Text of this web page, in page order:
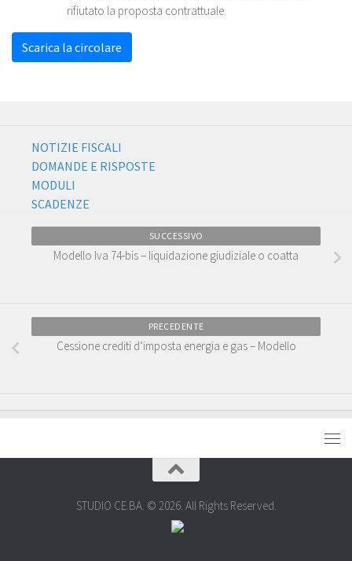
rifiutato la proposta contrattuale.
Scarica la circolare
NOTIZIE FISCALI
DOMANDE E RISPOSTE
MODULI
SCADENZE
SUCCESSIVO
Modello Iva 74-bis – liquidazione giudiziale o coatta
PRECEDENTE
Cessione crediti d’imposta energia e gas – Modello
STUDIO CE.BA. © 2026. All Rights Reserved.